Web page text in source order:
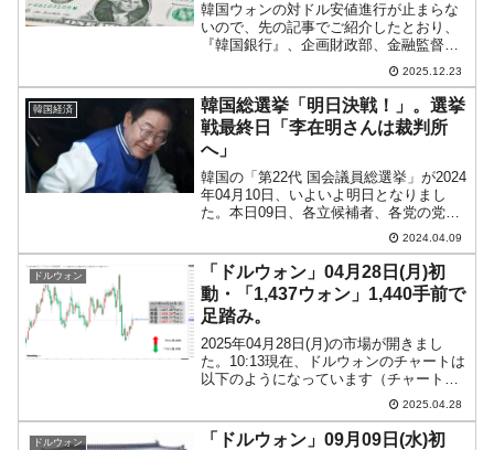
韓国ウォンの対ドル安値進行が止まらな
いので、先の記事でご紹介したとおり、
『韓国銀行』、企画財政部、金融監督
院、また『国民年金公団』まで巻き込ん
で、必死の防戦策を繰り出しています。
ひと言で要約すれば、「ドルを国内に流
入させるために必死」です。...
2025.12.23
韓国経済
韓国総選挙「明日決戦！」。選挙
戦最終日「李在明さんは裁判所
へ」
韓国の「第22代 国会議員総選挙」が2024
年04月10日、いよいよ明日となりまし
た。本日09日、各立候補者、各党の党首
は「最後のお願い」に精力的に取り組み
ました。↑『国民の力』立候補者への支持
を訴える韓東勳（ハン・ドンフン）さん
（月亭方正...
2024.04.09
ドルウォン
「ドルウォン」04月28日(月)初
動・「1,437ウォン」1,440手前で
足踏み。
2025年04月28日(月)の市場が開きまし
た。10:13現在、ドルウォンのチャートは
以下のようになっています（チャートは
『Investing.com』より引用）。これから
ローソク足の調整が入るかもしれません
が、ちょい下げで始まり、現在のと...
2025.04.28
ドルウォン
「ドルウォン」09月09日(水)初